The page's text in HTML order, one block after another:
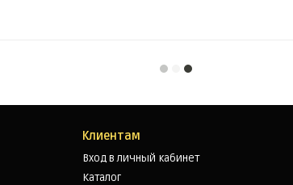
Клиентам
Вход в личный кабинет
Каталог